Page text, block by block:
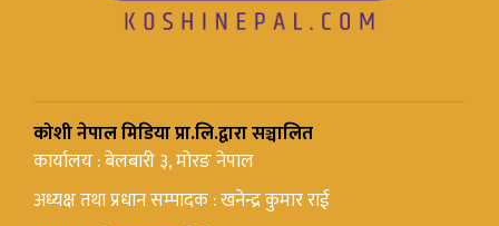
कोशी नेपाल मिडिया प्रा.लि.द्वारा सञ्चालित
कार्यालय : बेलबारी ३, मोरङ नेपाल
अध्यक्ष तथा प्रधान सम्पादक : खनेन्द्र कुमार राई